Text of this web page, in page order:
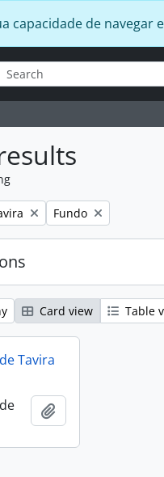
capacidade de navegar
options
Remove filter:
Fundo
Card view Table
Tavira